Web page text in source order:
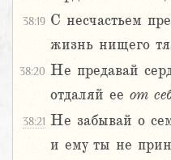
38:19 С несчастьем
жизнь нищего
38:20 Не предавай
отдаляй ее от
38:21 Не забывай о
и ему ты не